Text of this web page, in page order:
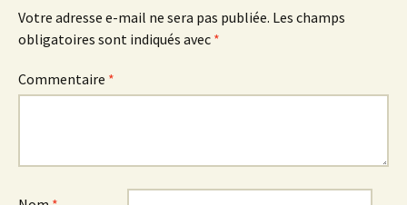
Votre adresse e-mail ne sera pas publiée. Les champs
obligatoires sont indiqués avec *
Commentaire *